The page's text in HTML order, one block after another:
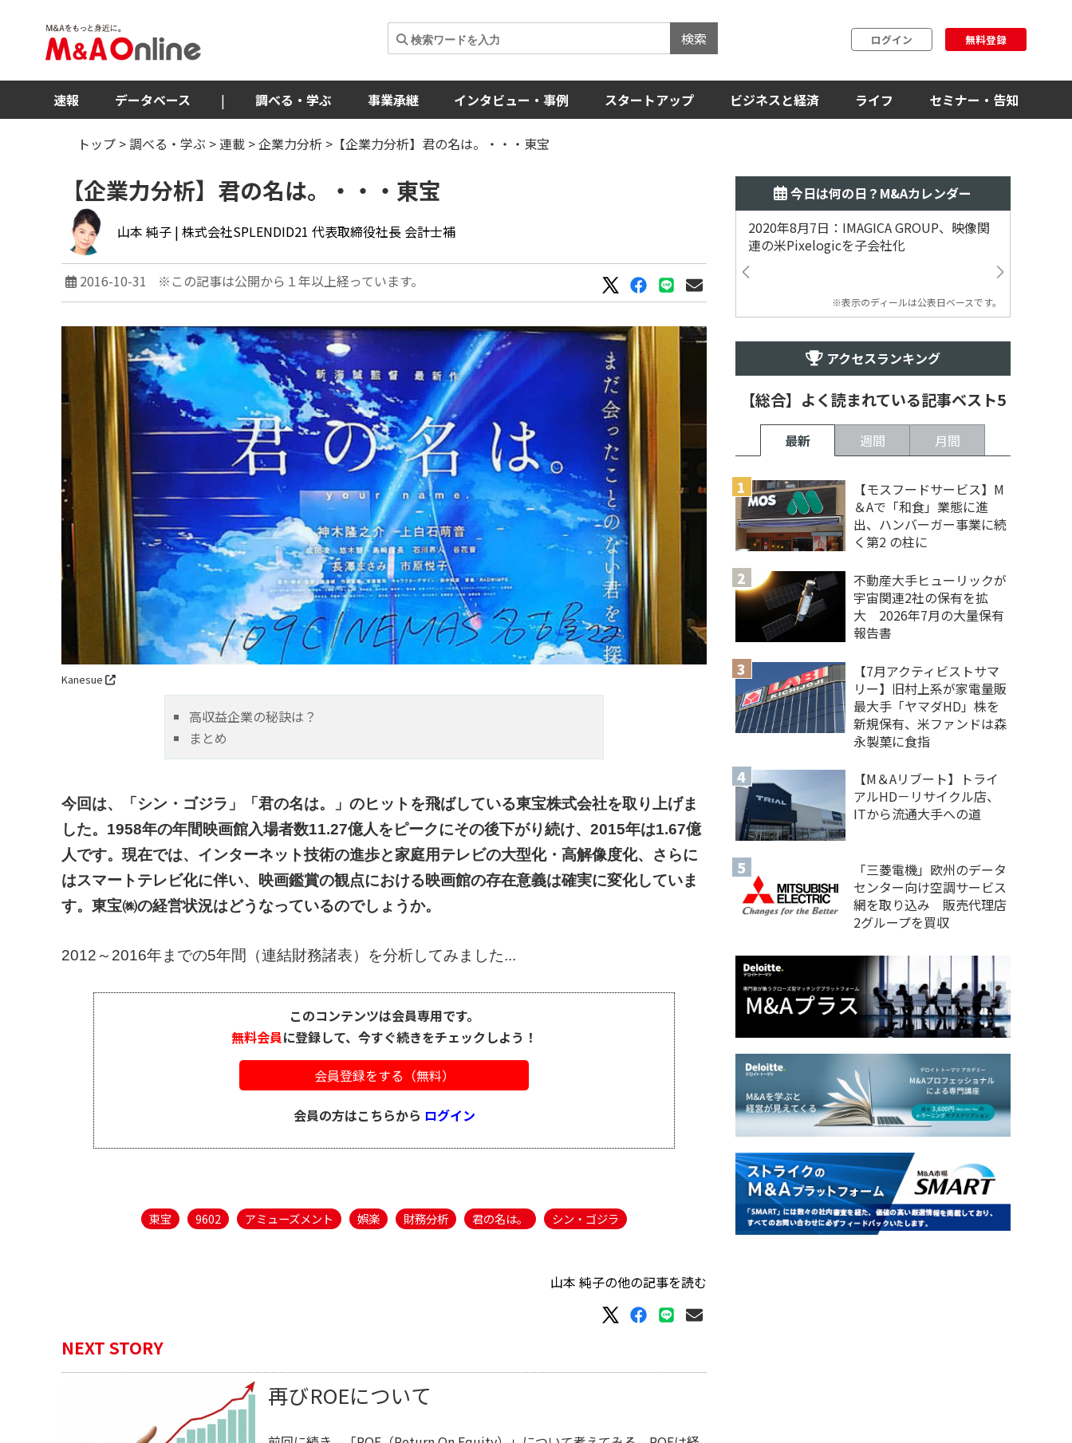
検索 ログイン 無料登録
速報 データベース | 調べる・学ぶ 事業承継 インタビュー・事例 スタートアップ ビジネスと経済 ライフ セミナー・告知
トップ >調べる・学ぶ >連載 >企業力分析 >【企業力分析】君の名は。・・・東宝
【企業力分析】君の名は。・・・東宝
山本 純子 | ​株式会社SPLENDID21 代表取締役社長 会計士補
2016-10-31 ※この記事は公開から１年以上経っています。
Kanesue
高収益企業の秘訣は？
まとめ
今回は、「シン・ゴジラ」「君の名は。」のヒットを飛ばしている東宝株式会社を取り上げま
した。1958年の年間映画館入場者数11.27億人をピークにその後下がり続け、2015年は1.67億
人です。現在では、インターネット技術の進歩と家庭用テレビの大型化・高解像度化、さらに
はスマートテレビ化に伴い、映画鑑賞の観点における映画館の存在意義は確実に変化していま
す。東宝㈱の経営状況はどうなっているのでしょうか。
2012～2016年までの5年間（連結財務諸表）を分析してみました...
このコンテンツは会員専用です。
無料会員に登録して、今すぐ続きをチェックしよう！
会員登録をする（無料）
会員の方はこちらから ログイン
東宝 9602 アミューズメント 娯楽 財務分析 君の名は。 シン・ゴジラ
山本 純子の他の記事を読む
NEXT STORY
再びROEについて
今日は何の日？M&Aカレンダー
2020年8月7日：IMAGICA GROUP、映像関
連の米Pixelogicを子会社化
※表示のディールは公表日ベースです。
アクセスランキング
【総合】よく読まれている記事ベスト5
最新 週間 月間
【モスフードサービス】M
＆Aで「和食」業態に進
出、ハンバーガー事業に続
く第2 の柱に
不動産大手ヒューリックが
宇宙関連2社の保有を拡
大 2026年7月の大量保有
報告書
【7月アクティビストサマ
リー】旧村上系が家電量販
最大手「ヤマダHD」株を
新規保有、米ファンドは森
永製菓に食指
【M＆Aリブート】トライ
アルHD－リサイクル店、
ITから流通大手への道
「三菱電機」欧州のデータ
センター向け空調サービス
網を取り込み 販売代理店
2グループを買収